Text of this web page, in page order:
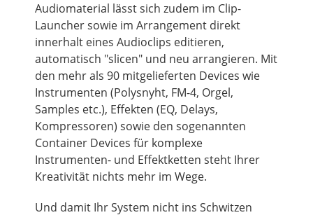
Audiomaterial lässt sich zudem im Clip-
Launcher sowie im Arrangement direkt
innerhalt eines Audioclips editieren,
automatisch "slicen" und neu arrangieren. Mit
den mehr als 90 mitgelieferten Devices wie
Instrumenten (Polysnyht, FM-4, Orgel,
Samples etc.), Effekten (EQ, Delays,
Kompressoren) sowie den sogenannten
Container Devices für komplexe
Instrumenten- und Effektketten steht Ihrer
Kreativität nichts mehr im Wege.
Und damit Ihr System nicht ins Schwitzen